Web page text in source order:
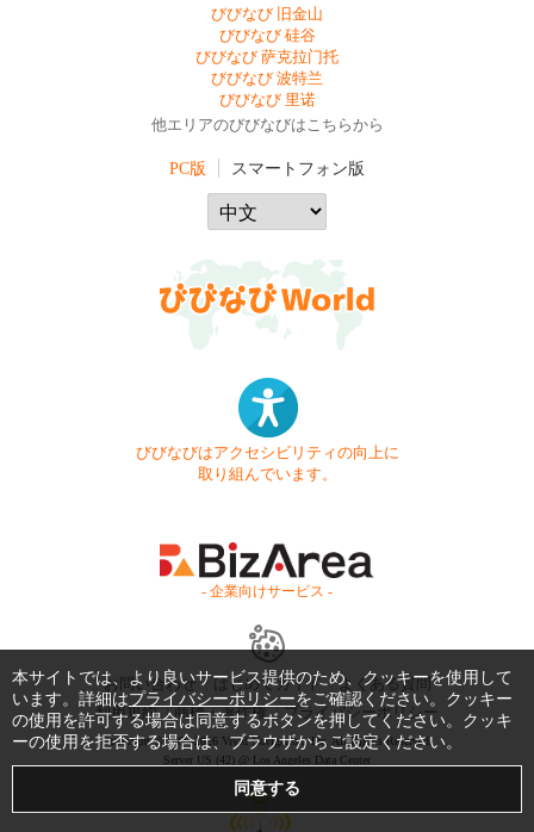
びびなび 旧金山
びびなび 硅谷
びびなび 萨克拉门托
びびなび 波特兰
びびなび 里诺
他エリアのびびなびはこちらから
PC版 スマートフォン版
びびなびはアクセシビリティの向上に
取り組んでいます。
- 企業向けサービス -
お問い合わせ はじめてガイド
よくある質問
利用規約
商標・著作権 プライバシーポリシー
Copyright © 1999-2026 Vivid Navigation, Inc. All Rights Reserved.
Server US (42) @ Los Angeles Data Center
本サイトでは、より良いサービス提供のため、クッキーを使用して
います。詳細はプライバシーポリシーをご確認ください。クッキー
の使用を許可する場合は同意するボタンを押してください。クッキ
ーの使用を拒否する場合は、ブラウザからご設定ください。